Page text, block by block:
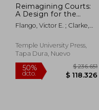
Reimagining Courts:
A Design for the
Twenty-First Century
(en Inglés)
Flango, Victor E. ; Clarke,
Temple University Press,
Tapa Dura, Nuevo